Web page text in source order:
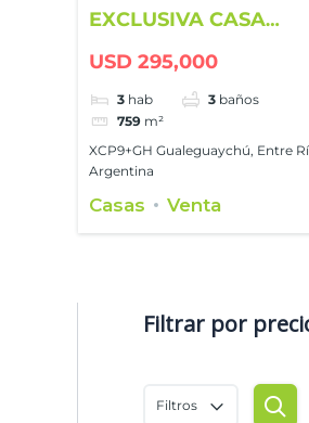
EXCLUSIVA CASA
GUALEGUAYCHÚ
COUNTRY CLUB
USD 295,000
3 hab 3 baños
759 m²
XCP9+GH Gualeguaychú, Entre
Argentina
Casas Venta
Filtrar por
Filtros